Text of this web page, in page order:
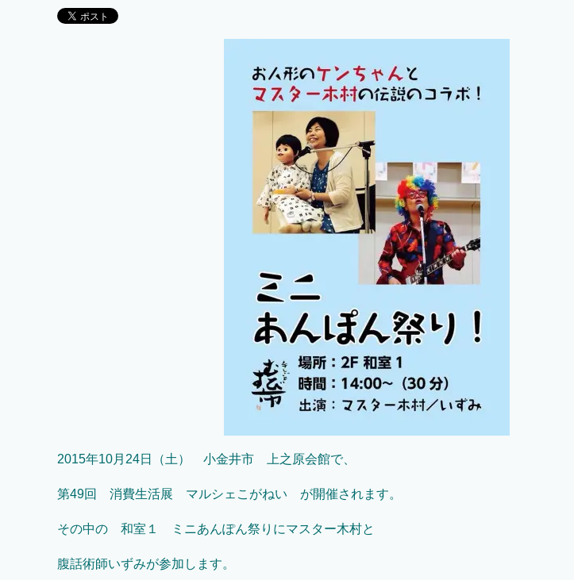
2015年10月24日（土） 小金井市 上之原会館で、
第49回 消費生活展 マルシェこがねい が開催されます。
その中の 和室１ ミニあんぽん祭りにマスター木村と
腹話術師いずみが参加します。